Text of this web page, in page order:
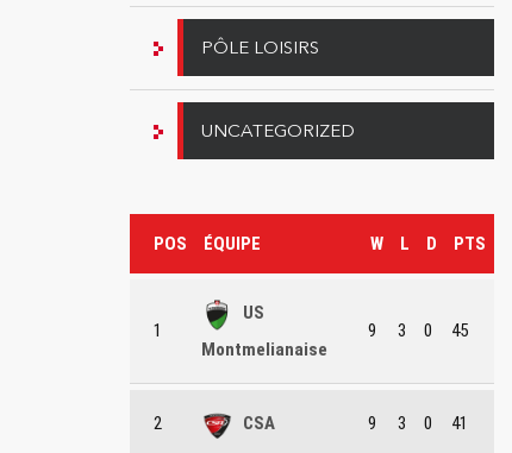
PÔLE LOISIRS
UNCATEGORIZED
POS ÉQUIPE W L D PTS
1
US
Montmelianaise
9 3 0 45
2 CSA 9 3 0 41